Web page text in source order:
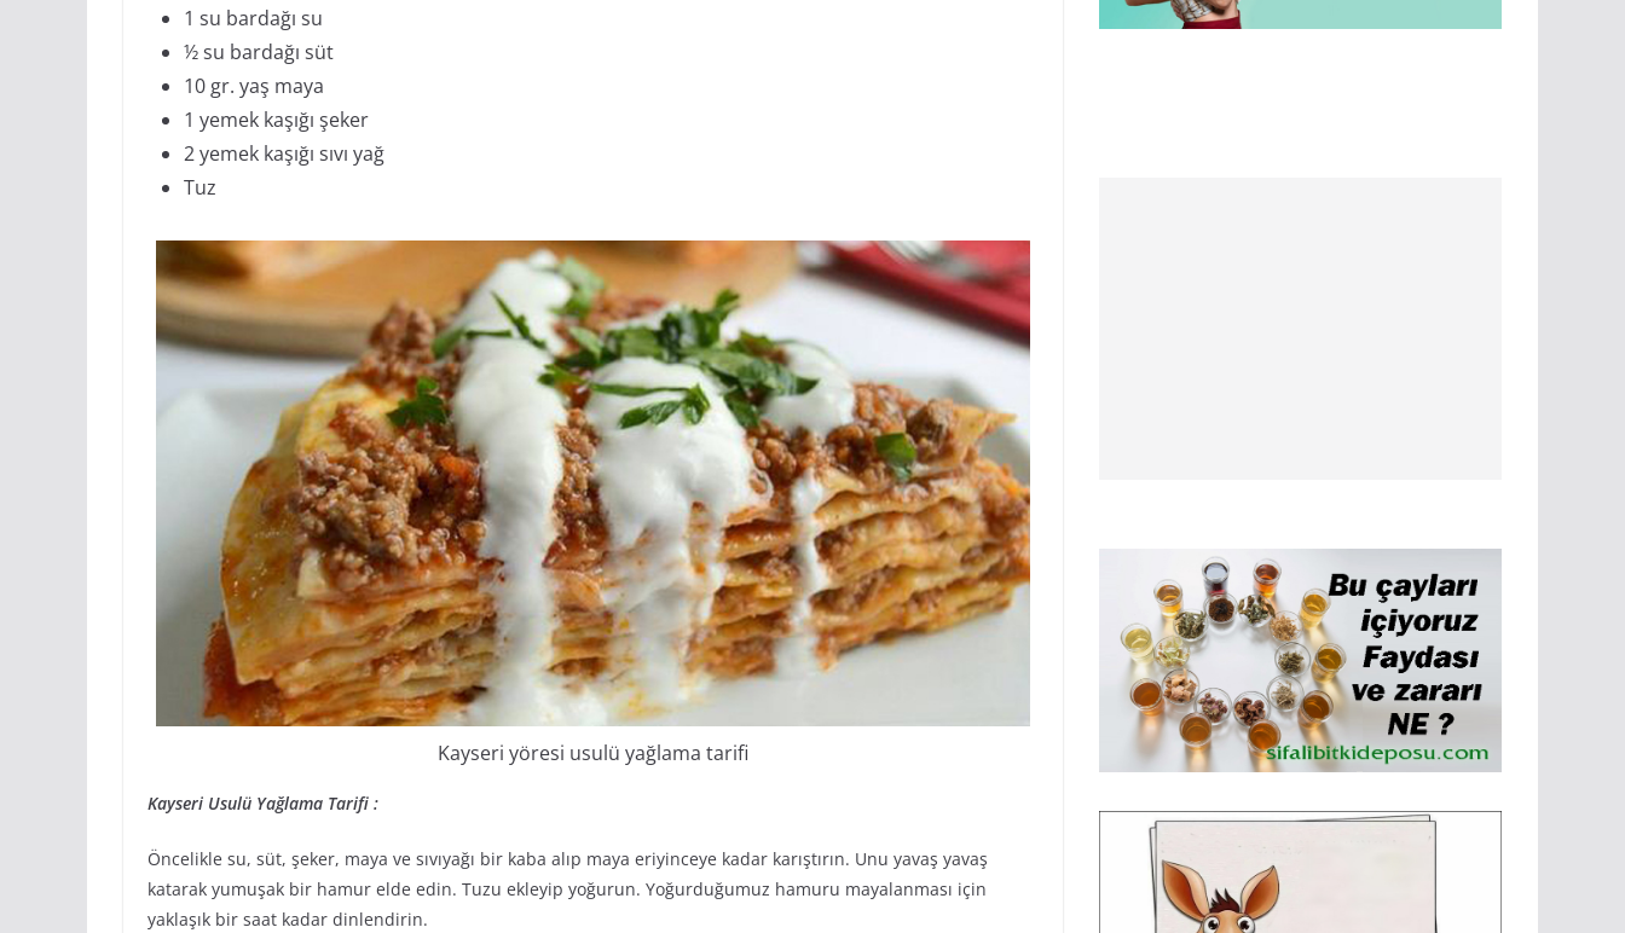
1 su bardağı su
½ su bardağı süt
10 gr. yaş maya
1 yemek kaşığı şeker
2 yemek kaşığı sıvı yağ
Tuz
Kayseri yöresi usulü yağlama tarifi
Kayseri Usulü Yağlama Tarifi :
Öncelikle su, süt, şeker, maya ve sıvıyağı bir kaba alıp maya eriyinceye kadar karıştırın. Unu yavaş yavaş
katarak yumuşak bir hamur elde edin. Tuzu ekleyip yoğurun. Yoğurduğumuz hamuru mayalanması için
yaklaşık bir saat kadar dinlendirin.